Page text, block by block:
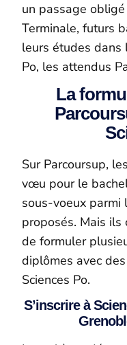
un passage
Terminale, futurs
leurs études dans
Po, les attendus
La
Sur Parcoursup,
vœu pour le
sous-voeux parmi
proposés. Mais
de formuler
diplômes avec
Sciences Po.
S’inscrire à